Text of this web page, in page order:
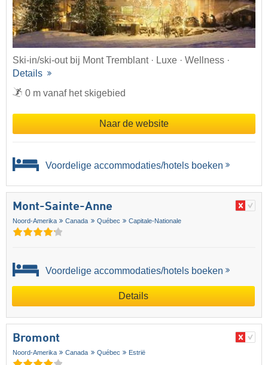
Ski-in/ski-out bij Mont Tremblant · Luxe · Wellness ·
Details
0 m vanaf het skigebied
Naar de website
Voordelige accommodaties/hotels boeken
Mont-Sainte-Anne
Noord-Amerika Canada Québec Capitale-Nationale
Voordelige accommodaties/hotels boeken
Details
Bromont
Noord-Amerika Canada Québec Estrië